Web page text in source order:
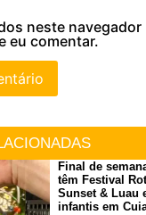
neste navegador
eu comentar.
Final de
têm Festival
Sunset & Luau
infantis em